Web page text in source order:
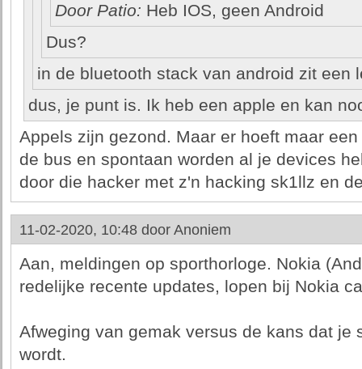
Door Patio: Heb IOS, geen Android
Dus?
in de bluetooth stack van android zit een
dus, je punt is. Ik heb een apple en kan
Appels zijn gezond. Maar er hoeft maar
de bus en spontaan worden al je devices
door die hacker met z'n hacking sk1llz en
11-02-2020, 10:48 door Anoniem
Aan, meldingen op sporthorloge. Nokia
redelijke recente updates, lopen bij Nokia
Afweging van gemak versus de kans dat je
wordt.